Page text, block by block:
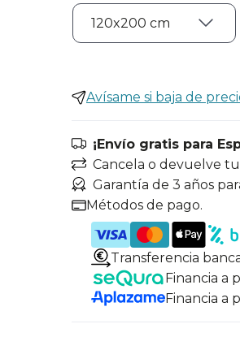
Avísame si baja de
¡Envío gratis para
Cancela o devuelve
Garantía de 3 años
Métodos de pago.
Transferencia
Financia a
Financia a